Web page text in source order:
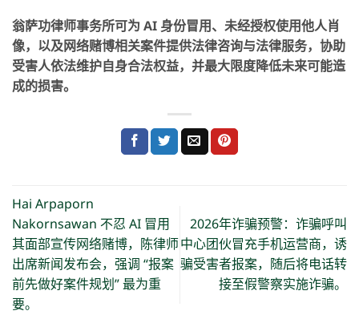
翁萨功律师事务所可为 AI 身份冒用、未经授权使用他人肖
像，以及网络赌博相关案件提供法律咨询与法律服务，协助
受害人依法维护自身合法权益，并最大限度降低未来可能造
成的损害。
Hai Arpaporn
Nakornsawan 不忍 AI 冒用
其面部宣传网络赌博，陈律师
出席新闻发布会，强调 “报案
前先做好案件规划” 最为重
要。
2026年诈骗预警：诈骗呼叫
中心团伙冒充手机运营商，诱
骗受害者报案，随后将电话转
接至假警察实施诈骗。